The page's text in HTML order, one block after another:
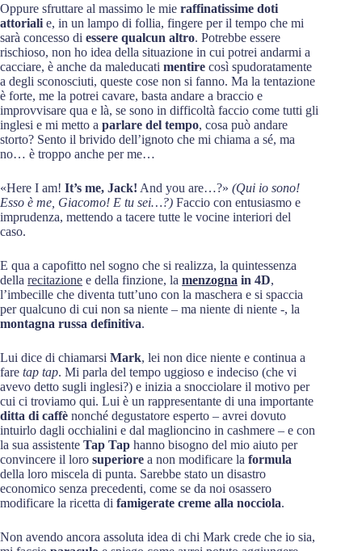
Oppure sfruttare al massimo le mie raffinatissime doti
attoriali e, in un lampo di follia, fingere per il tempo che mi
sarà concesso di essere qualcun altro. Potrebbe essere
rischioso, non ho idea della situazione in cui potrei andarmi a
cacciare, è anche da maleducati mentire così spudoratamente
a degli sconosciuti, queste cose non si fanno. Ma la tentazione
è forte, me la potrei cavare, basta andare a braccio e
improvvisare qua e là, se sono in difficoltà faccio come tutti gli
inglesi e mi metto a parlare del tempo, cosa può andare
storto? Sento il brivido dell’ignoto che mi chiama a sé, ma
no… è troppo anche per me…
«Here I am! It’s me, Jack! And you are…?» (Qui io sono!
Esso è me, Giacomo! E tu sei…?) Faccio con entusiasmo e
imprudenza, mettendo a tacere tutte le vocine interiori del
caso.
E qua a capofitto nel sogno che si realizza, la quintessenza
della recitazione e della finzione, la menzogna in 4D,
l’imbecille che diventa tutt’uno con la maschera e si spaccia
per qualcuno di cui non sa niente – ma niente di niente -, la
montagna russa definitiva.
Lui dice di chiamarsi Mark, lei non dice niente e continua a
fare tap tap. Mi parla del tempo uggioso e indeciso (che vi
avevo detto sugli inglesi?) e inizia a snocciolare il motivo per
cui ci troviamo qui. Lui è un rappresentante di una importante
ditta di caffè nonché degustatore esperto – avrei dovuto
intuirlo dagli occhialini e dal maglioncino in cashmere – e con
la sua assistente Tap Tap hanno bisogno del mio aiuto per
convincere il loro superiore a non modificare la formula
della loro miscela di punta. Sarebbe stato un disastro
economico senza precedenti, come se da noi osassero
modificare la ricetta di famigerate creme alla nocciola.
Non avendo ancora assoluta idea di chi Mark crede che io sia,